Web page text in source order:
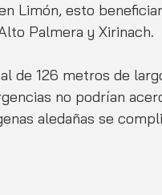
Limón, esto
Palmera y Xirinach.
de 126 metros de
no podrían
aledañas se